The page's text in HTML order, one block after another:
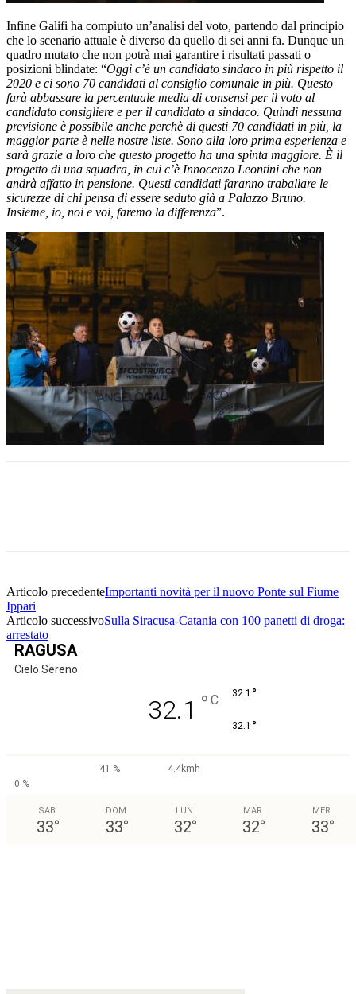
Infine Galifi ha compiuto un’analisi del voto, partendo dal principio
che lo scenario attuale è diverso da quello di sei anni fa. Dunque un
quadro mutato che non potrà mai garantire i risultati passati o
posizioni blindate: “Oggi c’è un candidato sindaco in più rispetto il
2020 e ci sono 70 candidati al consiglio comunale in più. Questo
farà abbassare la percentuale media di consensi per il voto al
candidato consigliere e per il candidato a sindaco. Quindi nessuna
previsione è possibile anche perchè di questi 70 candidati in più, la
maggior parte è nelle nostre liste. Sono alla loro prima esperienza e
sarà grazie a loro che questo progetto ha una spinta maggiore. È il
progetto di una squadra, in cui c’è Innocenzo Leontini che non
andrà affatto in pensione. Questi candidati faranno traballare le
sicurezze di chi pensa di essere seduto già a Palazzo Bruno.
Insieme, io, noi e voi, faremo la differenza”.
Articolo precedenteImportanti novità per il nuovo Ponte sul Fiume
Ippari
Articolo successivoSulla Siracusa-Catania con 100 panetti di droga:
arrestato
RAGUSA
Cielo Sereno
32.1 ° C 32.1 °
32.1 °
41 %
4.4kmh
0 %
SAB
33°
DOM
33°
LUN
32°
MAR
32°
MER
33°